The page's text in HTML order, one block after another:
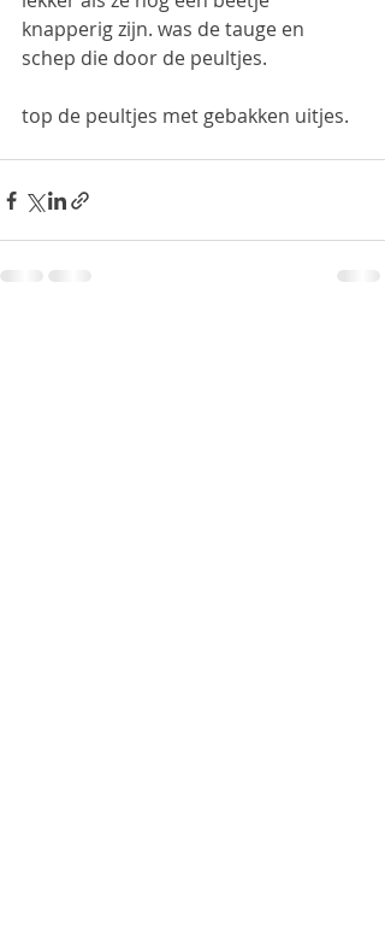
knapperig zijn. was de tauge en
schep die door de peultjes.
top de peultjes met gebakken uitjes.